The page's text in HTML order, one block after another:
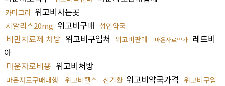
카마그라 위고비사는곳
시알리스20mg 위고비구매 성인약국
비만치료제 처방 위고비구입처 위고비판매 마운자로약가
레트비
아
마운자로비용 위고비처방
마운자로구매대행 위고비헬스 신기환 위고비약국가격
위고비구입